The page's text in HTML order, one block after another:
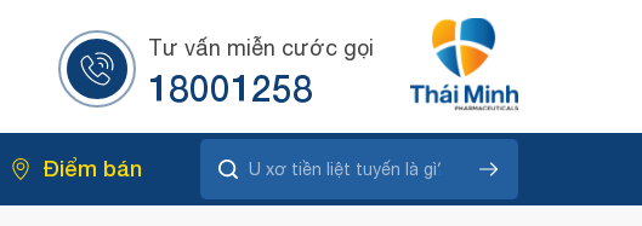
Tư vấn miễn cước gọi
18001258
Điểm bán